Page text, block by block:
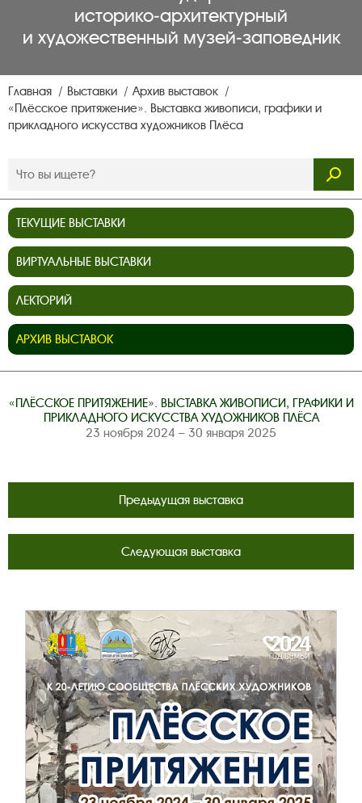
историко‑архитектурный
и художественный музей‑заповедник
Главная Выставки
Архив выставок
«Плёсское притяжение». Выставка живописи, графики и
прикладного искусства художников Плёса
ТЕКУЩИЕ ВЫСТАВКИ
ВИРТУАЛЬНЫЕ ВЫСТАВКИ
ЛЕКТОРИЙ
АРХИВ ВЫСТАВОК
«ПЛЁССКОЕ ПРИТЯЖЕНИЕ». ВЫСТАВКА ЖИВОПИСИ, ГРАФИКИ И
ПРИКЛАДНОГО ИСКУССТВА ХУДОЖНИКОВ ПЛЁСА
23 ноября 2024 – 30 января 2025
Предыдущая выставка
Следующая выставка